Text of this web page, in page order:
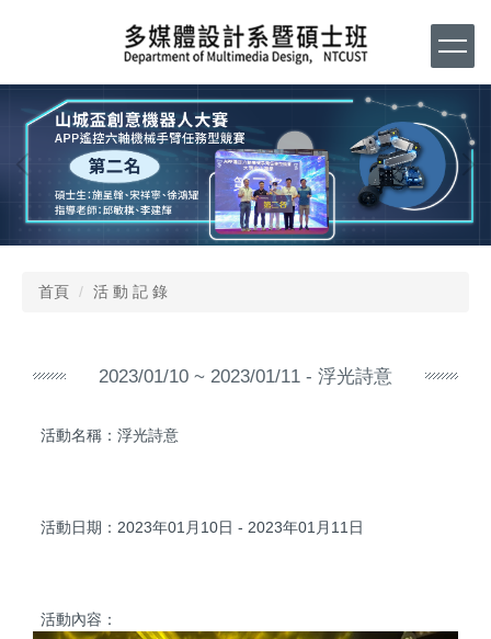
要
區
首頁 活 動 記 錄
2023/01/10 ~ 2023/01/11 - 浮光詩意
活動名稱：浮光詩意
活動日期：2023年01月10日 - 2023年01月11日
活動內容：